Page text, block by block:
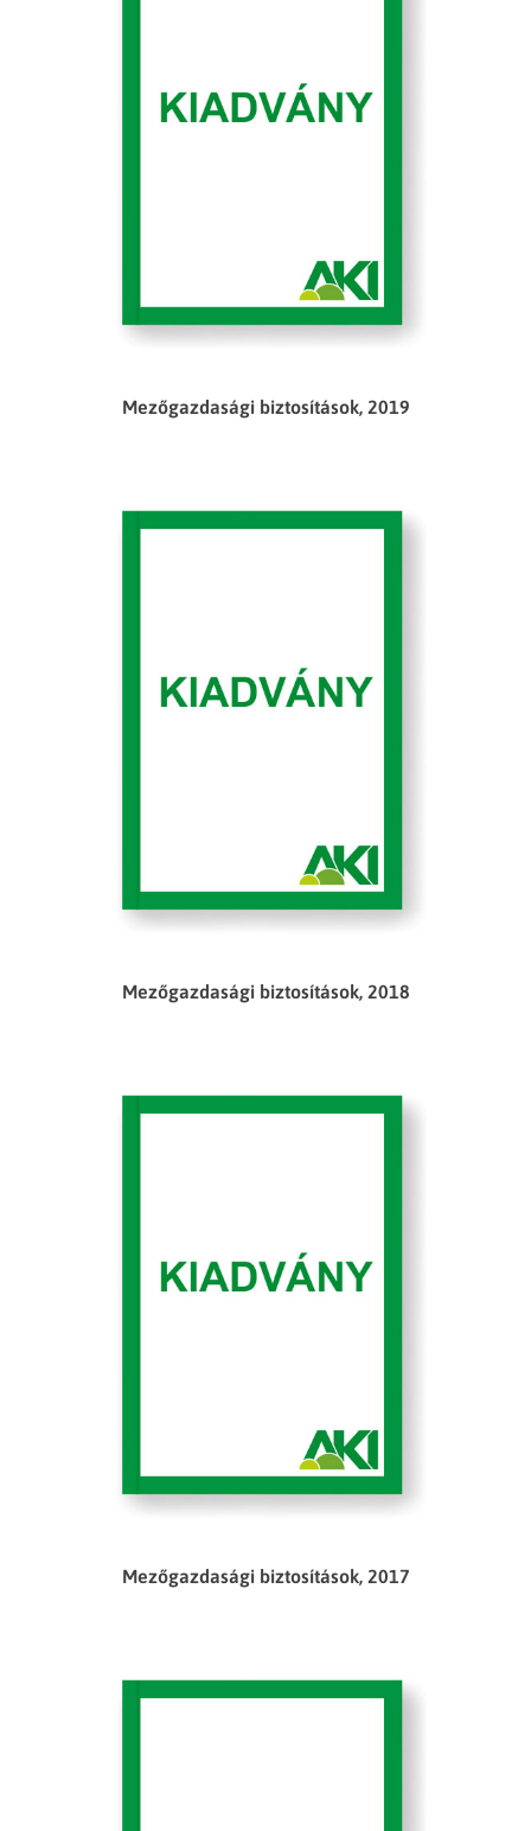
Mezőgazdasági biztosítások, 2019
Mezőgazdasági biztosítások, 2018
Mezőgazdasági biztosítások, 2017